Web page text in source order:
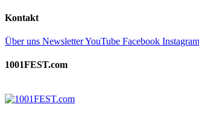
Kontakt
Über uns NewsletterYouTube Facebook Instagram
1001FEST.com